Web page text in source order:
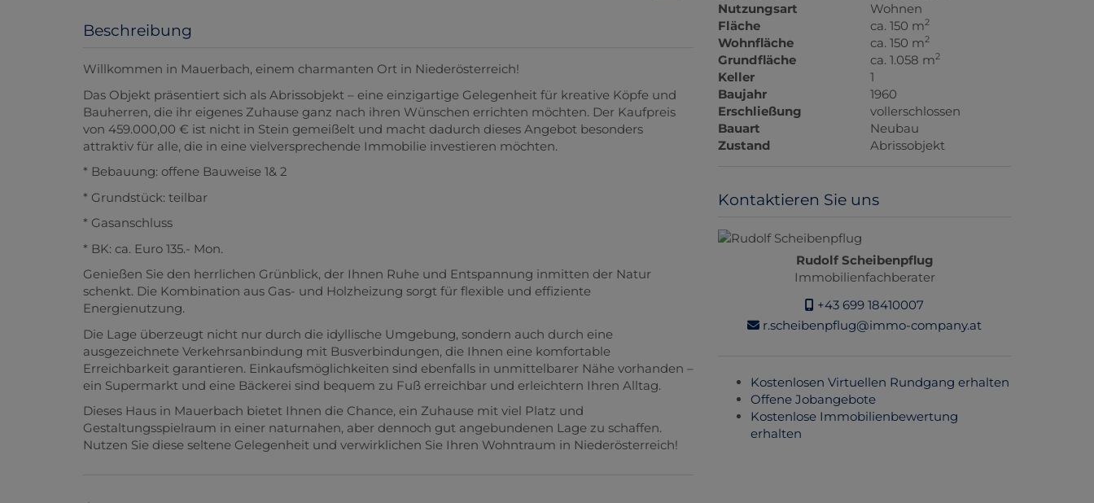
Beschreibung
Willkommen in Mauerbach, einem charmanten Ort in Niederösterreich!
Das Objekt präsentiert sich als Abrissobjekt – eine einzigartige Gelegenheit für kreative Köpfe und
Bauherren, die ihr eigenes Zuhause ganz nach ihren Wünschen errichten möchten. Der Kaufpreis
von 459.000,00 € ist nicht in Stein gemeißelt und macht dadurch dieses Angebot besonders
attraktiv für alle, die in eine vielversprechende Immobilie investieren möchten.
* Bebauung: offene Bauweise 1& 2
* Grundstück: teilbar
* Gasanschluss
* BK: ca. Euro 135.- Mon.
Genießen Sie den herrlichen Grünblick, der Ihnen Ruhe und Entspannung inmitten der Natur
schenkt. Die Kombination aus Gas- und Holzheizung sorgt für flexible und effiziente
Energienutzung.
Die Lage überzeugt nicht nur durch die idyllische Umgebung, sondern auch durch eine
ausgezeichnete Verkehrsanbindung mit Busverbindungen, die Ihnen eine komfortable
Erreichbarkeit garantieren. Einkaufsmöglichkeiten sind ebenfalls in unmittelbarer Nähe vorhanden –
ein Supermarkt und eine Bäckerei sind bequem zu Fuß erreichbar und erleichtern Ihren Alltag.
Dieses Haus in Mauerbach bietet Ihnen die Chance, ein Zuhause mit viel Platz und
Gestaltungsspielraum in einer naturnahen, aber dennoch gut angebundenen Lage zu schaffen.
Nutzen Sie diese seltene Gelegenheit und verwirklichen Sie Ihren Wohntraum in Niederösterreich!
Nutzungsart
Wohnen
Fläche
ca. 150 m2
Wohnfläche ca. 150 m2
Grundfläche ca. 1.058 m2
Keller
1
Baujahr
1960
Erschließung
vollerschlossen
Bauart
Neubau
Zustand
Abrissobjekt
Kontaktieren Sie uns
Rudolf Scheibenpflug
Immobilienfachberater
+43 699 18410007
r.scheibenpflug@immo-company.at
Kostenlosen Virtuellen Rundgang erhalten
Offene Jobangebote
Kostenlose Immobilienbewertung
erhalten